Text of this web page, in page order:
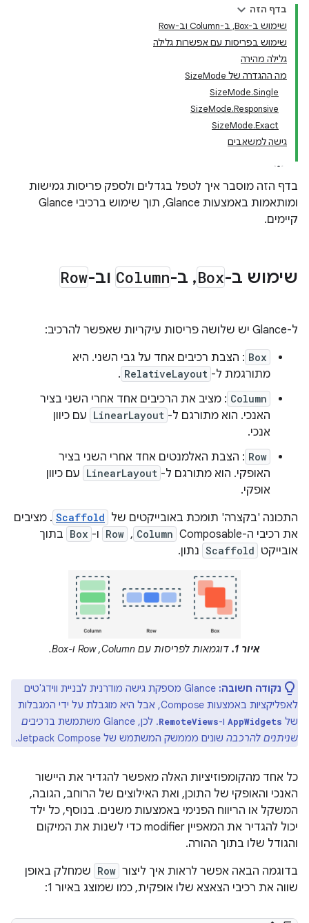
בדף הזה
שימוש ב-Box, ב-Column וב-Row
שימוש בפריסות עם אפשרות גלילה
גלילה מהירה
מה ההגדרה של SizeMode
SizeMode.Single
SizeMode.Responsive
SizeMode.Exact
גישה למשאבים
בדף הזה מוסבר איך לטפל בגדלים ולספק פריסות גמישות
ומותאמות באמצעות Glance, תוך שימוש ברכיבי Glance
קיימים.
שימוש ב-Box
, ב-Column וב-Row
ל-Glance יש שלושה פריסות עיקריות שאפשר להרכיב:
Box : הצבת רכיבים אחד על גבי השני. היא
מתורגמת ל- RelativeLayout
.
Column : מציב את הרכיבים אחד אחרי השני בציר
האנכי. הוא מתורגם ל- LinearLayout עם כיוון
אנכי.
Row : הצבת האלמנטים אחד אחרי השני בציר
האופקי. הוא מתורגם ל- LinearLayout עם כיוון
אופקי.
התכונה 'בקצרה' תומכת באובייקטים של Scaffold . מציבים
את רכיבי ה-Composable‏
Column
,
Row ו- Box בתוך
אובייקט Scaffold נתון.
איור 1. דוגמאות לפריסות עם Column,‏ Row ו-Box.
נקודה חשובה:
Glance מספקת גישה מודרנית לבניית ווידג'טים
לאפליקציות באמצעות Compose, אבל היא מוגבלת על ידי המגבלות
של AppWidgets ו-RemoteViews. לכן, Glance משתמשת ב
רכיבים
שניתנים להרכבה שונים מממשק המשתמש של Jetpack Compose.
כל אחד מהקומפוזיציות האלה מאפשר להגדיר את היישור
האנכי והאופקי של התוכן, ואת האילוצים של הרוחב, הגובה,
המשקל או הריווח הפנימי באמצעות משנים. בנוסף, כל ילד
יכול להגדיר את המאפיין modifier כדי לשנות את המיקום
והגודל שלו בתוך ההורה.
בדוגמה הבאה אפשר לראות איך ליצור Row שמחלק באופן
שווה את רכיבי הצאצא שלו אופקית, כמו שמוצג באיור 1: